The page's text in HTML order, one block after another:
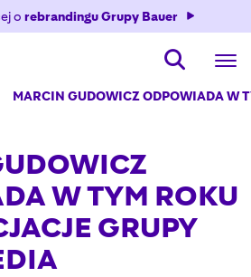
o rebrandingu Grupy Bauer
MARCIN GUDOWICZ ODPOWIADA W
W TYM ROKU
GRUPY